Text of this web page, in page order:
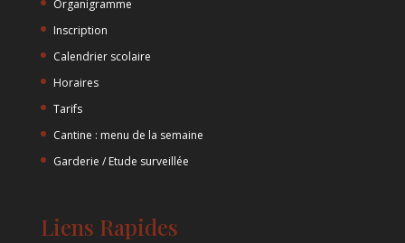
Organigramme
Inscription
Calendrier scolaire
Horaires
Tarifs
Cantine : menu de la semaine
Garderie / Etude surveillée
Liens Rapides